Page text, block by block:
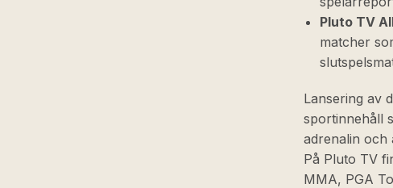
Pluto TV
matcher
Lansering av
sportinnehåll
adrenalin och
På Pluto TV
MMA, PGA